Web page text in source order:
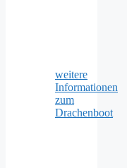
weitere
Informationen
zum
Drachenboot